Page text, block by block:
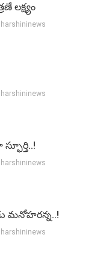
లక్ష్యం
మనోహరన్న..!